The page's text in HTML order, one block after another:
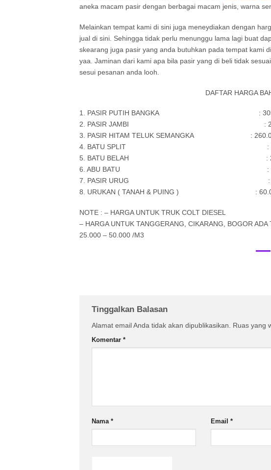
aneka macam pasir dengan berbagai macam jenis, warna
Melainkan tempat kami di sini juga meneydiakan dengan
jual di sini. Sehingga tidak perlu menunggu lama lagi buat
skearang juga pasir yang anda butuhkan pada tempat kami
yaa. Jaminan dari kami apa bila pasir yang di beli tidak
sesui pesanan anda looh.
DAFTAR HARGA
1. PASIR PUTIH BANGKA :
2. PASIR JAMBI :
3. PASIR HITAM TELUK SEMANGKA :
4. BATU SPLIT :
5. BATU BELAH :
6. ABU BATU :
7. PASIR URUG :
8. URUKAN ( TANAH & PUING ) :
NOTE : – HARGA UNTUK TRUK COLT DIESEL
– HARGA UNTUK TANGGERANG, CIKARANG, BOGOR
25.000 – 50.000 /M3
Tinggalkan Balasan
Alamat email Anda tidak akan dipublikasikan. Ruas yang
Komentar *
Nama * Email*